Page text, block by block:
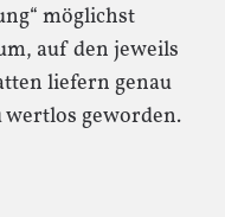
möglichst
auf den jeweils
liefern genau
geworden.